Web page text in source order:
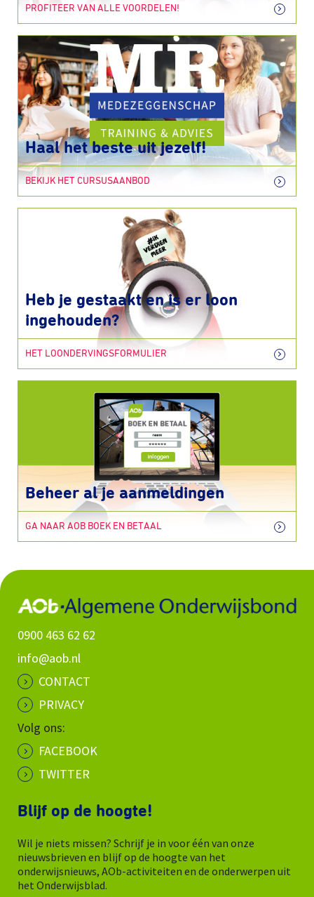
PROFITEER VAN ALLE VOORDELEN!
Haal het beste uit jezelf!
BEKIJK HET CURSUSAANBOD
Heb je gestaakt en is er loon
ingehouden?
HET LOONDERVINGSFORMULIER
Beheer al je aanmeldingen
GA NAAR AOB BOEK EN BETAAL
0900 463 62 62
info@aob.nl
CONTACT
PRIVACY
Volg ons:
FACEBOOK
TWITTER
Blijf op de hoogte!
Wil je niets missen? Schrijf je in voor één van onze
nieuwsbrieven en blijf op de hoogte van het
onderwijsnieuws, AOb-activiteiten en de onderwerpen uit
het Onderwijsblad.